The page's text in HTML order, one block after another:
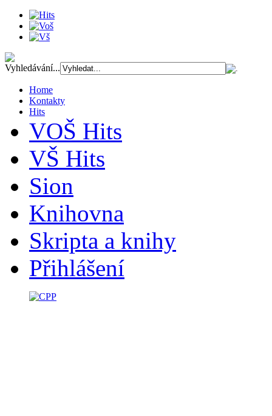
Vyhledávání...
Home
Kontakty
Hits
VOŠ Hits
VŠ Hits
Sion
Knihovna
Skripta a knihy
Přihlášení